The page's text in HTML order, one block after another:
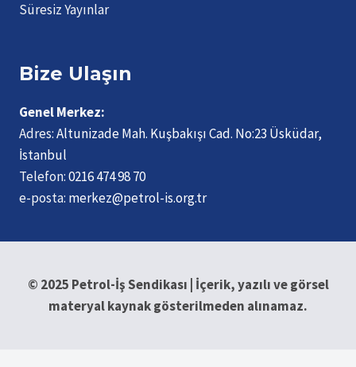
Süresiz Yayınlar
Bize Ulaşın
Genel Merkez:
Adres:Altunizade Mah. Kuşbakışı Cad. No:23 Üsküdar,
İstanbul
Telefon:0216 474 98 70
e-posta: merkez@petrol-is.org.tr
© 2025 Petrol-İş Sendikası | İçerik, yazılı ve görsel
materyal kaynak gösterilmeden alınamaz.